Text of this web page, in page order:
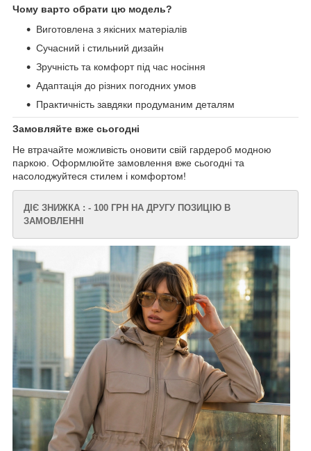
Чому варто обрати цю модель?
Виготовлена з якісних матеріалів
Сучасний і стильний дизайн
Зручність та комфорт під час носіння
Адаптація до різних погодних умов
Практичність завдяки продуманим деталям
Замовляйте вже сьогодні
Не втрачайте можливість оновити свій гардероб модною
паркою. Оформлюйте замовлення вже сьогодні та
насолоджуйтеся стилем і комфортом!
ДІЄ ЗНИЖКА : - 100 ГРН НА ДРУГУ ПОЗИЦІЮ В
ЗАМОВЛЕННІ